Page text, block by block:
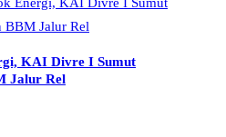
KAI Divre I Sumut
Jalur Rel